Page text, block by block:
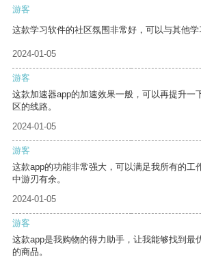
游客
这款学习软件的社区氛围非常好，可以与其他学
2024-01-05
游客
这款加速器app的加速效果一般，可以再提升一
区的线路。
2024-01-05
游客
这款app的功能非常强大，可以满足我所有的工
中游刃有余。
2024-01-05
游客
这款app是我购物的得力助手，让我能够找到最
的商品。